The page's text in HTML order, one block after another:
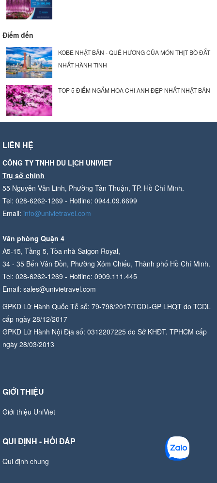
Điểm đến
KOBE NHẬT BẢN - QUÊ HƯƠNG CỦA MÓN THỊT BÒ ĐẮT
NHẤT HÀNH TINH
TOP 5 ĐIỂM NGẮM HOA CHI ANH ĐẸP NHẤT NHẬT BẢN
LIÊN HỆ
CÔNG TY TNHH DU LỊCH UNIVIET
Trụ sở chính
55 Nguyễn Văn Linh, Phường Tân Thuận, TP. Hồ Chí Minh.
Tel: 028-6262-1269 - Hotline: 0944.09.6699
Email: info@univietravel.com
Văn phòng Quận 4
A5-15, Tầng 5, Tòa nhà Saigon Royal,
34 - 35 Bến Vân Đồn, Phường Xóm Chiếu, Thành phố Hồ Chí Minh.
Tel: 028-6262-1269 - Hotline: 0909.111.445
Email: sales@univietravel.com
GPKD Lữ Hành Quốc Tế số: 79-798/2017/TCDL-GP LHQT do TCDL
cấp ngày 28/12/2017
GPKD Lữ Hành Nội Địa số: 0312207225 do Sở KHĐT. TPHCM cấp
ngày 28/03/2013
GIỚI THIỆU
Giới thiệu UniViet
QUI ĐỊNH - HỎI ĐÁP
Qui định chung